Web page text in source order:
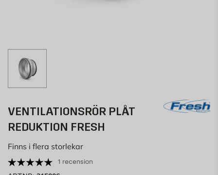
VENTILATIONSRÖR PLÅT
REDUKTION FRESH
Finns i flera storlekar
1 recension